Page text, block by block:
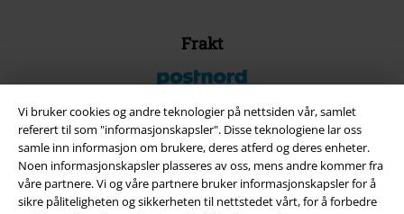
Vi bruker cookies og andre teknologier på nettsiden vår, samlet
referert til som "informasjonskapsler". Disse teknologiene lar oss
samle inn informasjon om brukere, deres atferd og deres enheter.
Noen informasjonskapsler plasseres av oss, mens andre kommer fra
våre partnere. Vi og våre partnere bruker informasjonskapsler for å
sikre påliteligheten og sikkerheten til nettstedet vårt, for å forbedre
Frakt
EMP App
Her kan du laste ned EMPs nye app helt gratis og ta del i alle de nye
funksjonene og fordelene!